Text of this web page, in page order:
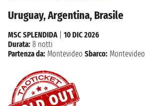
Uruguay, Argentina, Brasile
MSC SPLENDIDA
10 DIC 2026
Durata: 8 notti
Partenza da: Montevideo Sbarco: Montevideo